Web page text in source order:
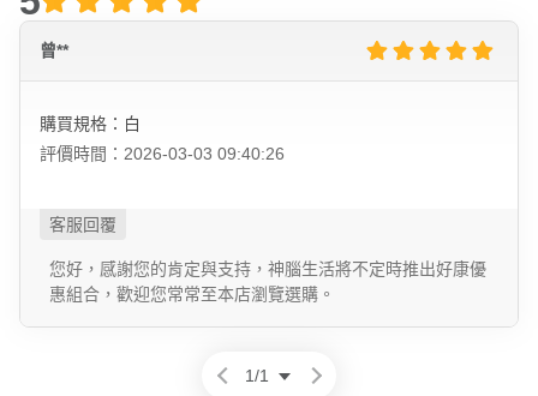
曾**
購買規格：白
評價時間：2026-03-03 09:40:26
您好，感謝您的肯定與支持，神腦生活將不定時推出好康優
惠組合，歡迎您常常至本店瀏覽選購。
1/1